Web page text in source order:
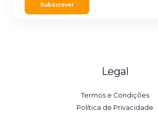
Subscrever
Legal
Termos e Condições
Política de Privacidade